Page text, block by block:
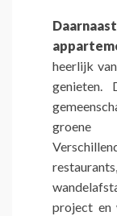
heerlijk
genieten.
groene
project en